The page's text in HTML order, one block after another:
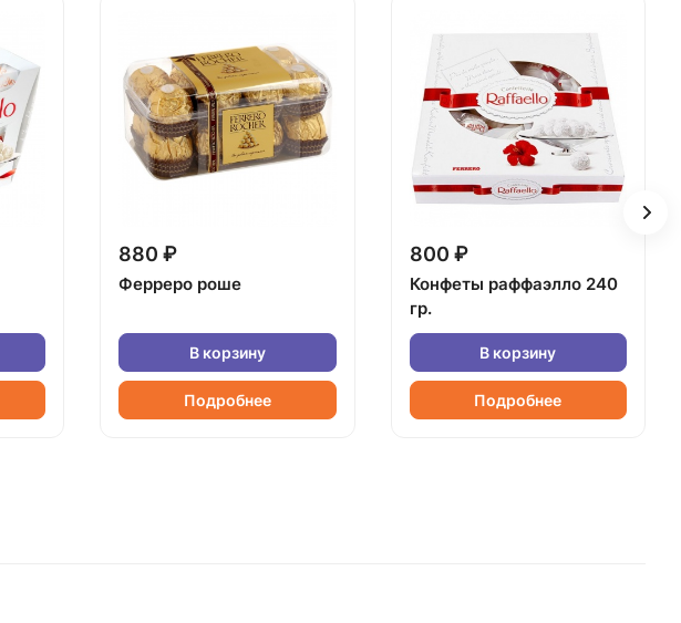
880 ₽
Ферреро роше
В корзину
Подробнее
800 ₽
Конфеты раффаэлло 240
гр.
В корзину
Подробнее